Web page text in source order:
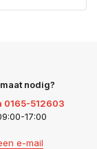
nodig?
0165-512603
17:00
e-mail